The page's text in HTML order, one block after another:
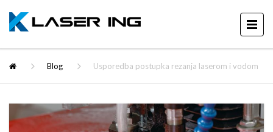
Blog Usporedba postupka rezanja laserom i vodom